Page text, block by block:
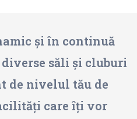
și în continuă
săli și cluburi
de nivelul tău de
care îți vor